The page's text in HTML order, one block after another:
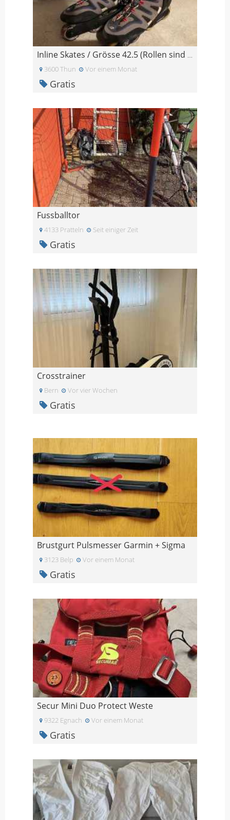
Inline Skates / Grösse 42.5 (Rollen sind zu ersetz
3600 Thun Vor einem Monat
Gratis
Fussballtor
4133 Pratteln Seit einiger Zeit
Gratis
Crosstrainer
Bern Vor vier Wochen
Gratis
Brustgurt Pulsmesser Garmin + Sigma
3123 Belp Vor einem Monat
Gratis
Secur Mini Duo Protect Weste
9322 Egnach Vor einem Monat
Gratis